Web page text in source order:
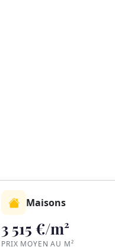
Maisons
3 515 €/m²
PRIX MOYEN AU M²